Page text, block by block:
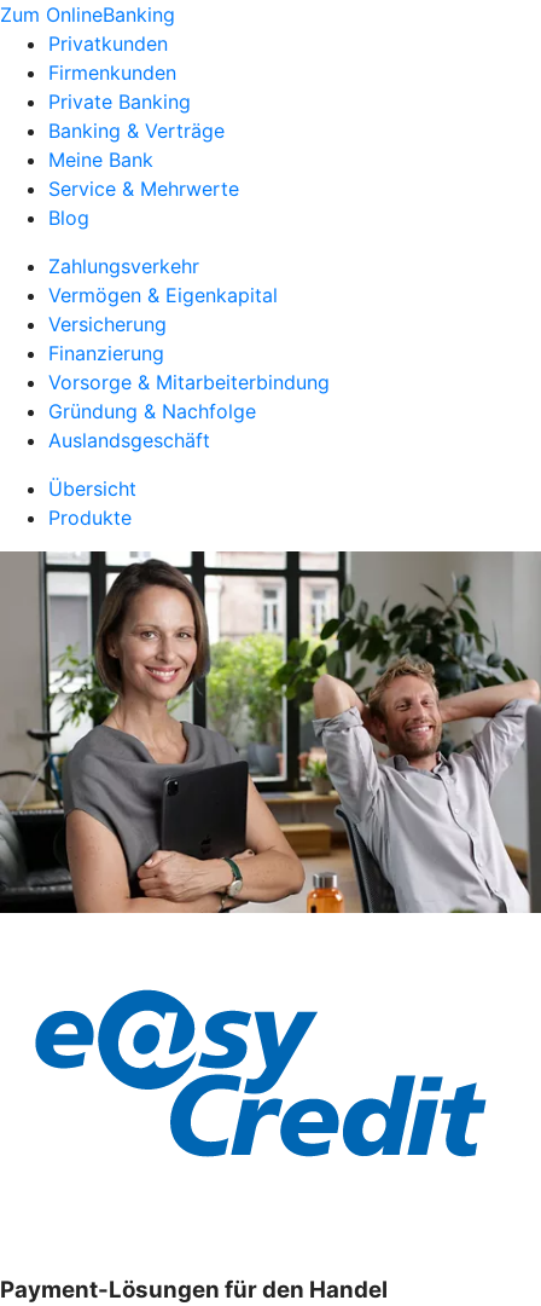
Zum OnlineBanking
Privatkunden
Firmenkunden
Private Banking
Banking & Verträge
Meine Bank
Service & Mehrwerte
Blog
Zahlungsverkehr
Vermögen & Eigenkapital
Versicherung
Finanzierung
Vorsorge & Mitarbeiterbindung
Gründung & Nachfolge
Auslandsgeschäft
Übersicht
Produkte
Payment-Lösungen für den Handel